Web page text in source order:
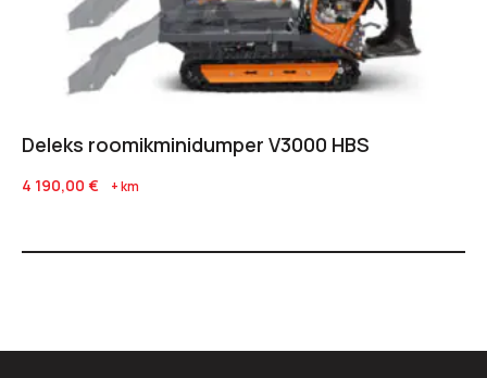
Deleks roomikminidumper V3000 HBS
4 190,00 € + km